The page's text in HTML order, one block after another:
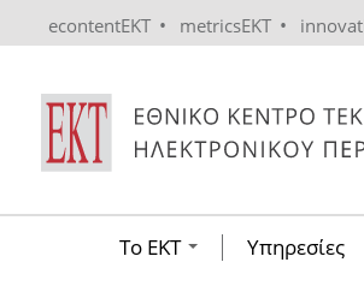
econtentEKT • metricsEKT •
Το ΕΚΤ Υπηρεσίες